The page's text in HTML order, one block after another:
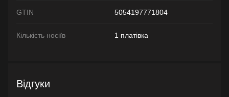
GTIN 5054197771804
Кількість носіїв 1 платівка
Відгуки